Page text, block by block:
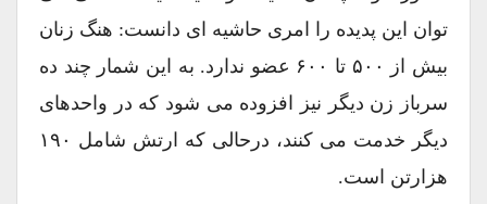
توان این پدیده را امری حاشیه ای دانست: هنگ زنان
بیش از ۵۰۰ تا ۶۰۰ عضو ندارد. به این شمار چند ده
سرباز زن دیگر نیز افزوده می شود که در واحدهای
دیگر خدمت می کنند، درحالی که ارتش شامل ۱۹۰
هزارتن است.